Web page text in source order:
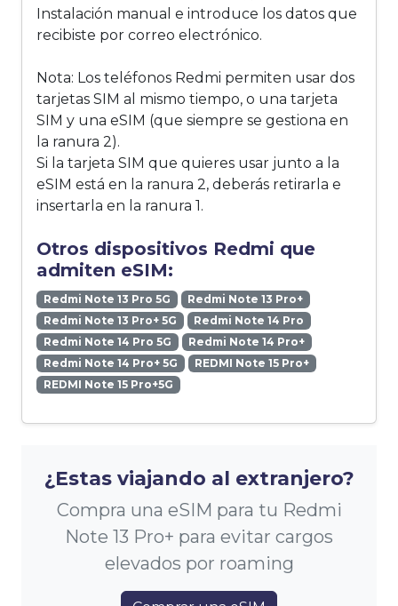
Instalación manual e introduce los datos que
recibiste por correo electrónico.
Nota: Los teléfonos Redmi permiten usar dos
tarjetas SIM al mismo tiempo, o una tarjeta
SIM y una eSIM (que siempre se gestiona en
la ranura 2).
Si la tarjeta SIM que quieres usar junto a la
eSIM está en la ranura 2, deberás retirarla e
insertarla en la ranura 1.
Otros dispositivos Redmi que
admiten eSIM:
Redmi Note 13 Pro 5G
Redmi Note 13 Pro+
Redmi Note 13 Pro+ 5G
Redmi Note 14 Pro
Redmi Note 14 Pro 5G
Redmi Note 14 Pro+
Redmi Note 14 Pro+ 5G
REDMI Note 15 Pro+
REDMI Note 15 Pro+5G
¿Estas viajando al extranjero?
Compra una eSIM para tu Redmi
Note 13 Pro+ para evitar cargos
elevados por roaming